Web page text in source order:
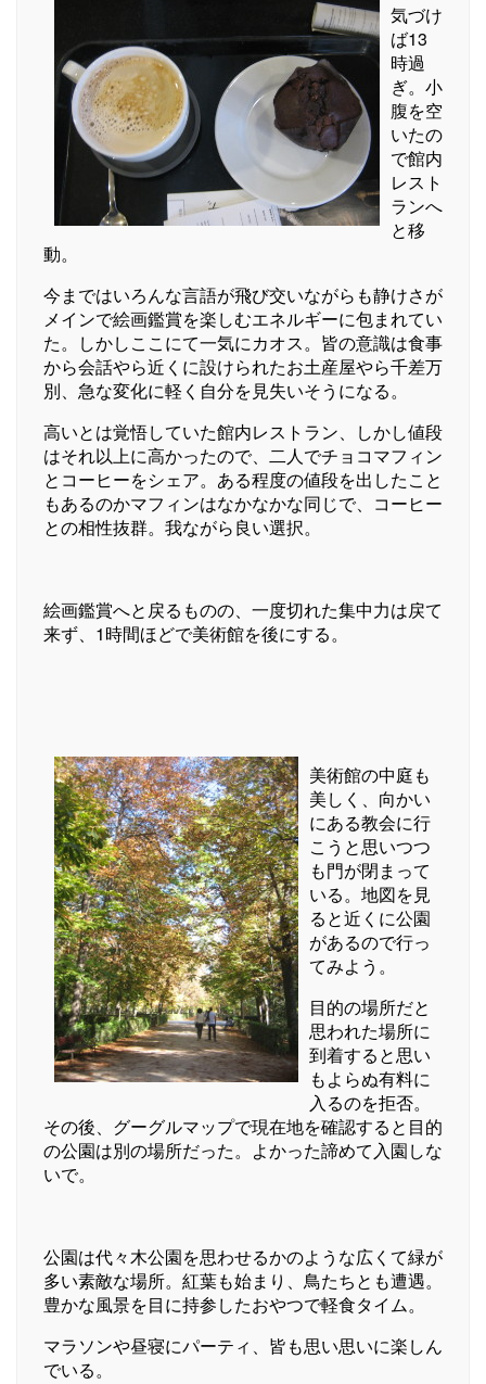
気づけ
ば13
時過
ぎ。小
腹を空
いたの
で館内
レスト
ランへ
と移
動。
今まではいろんな言語が飛び交いながらも静けさが
メインで絵画鑑賞を楽しむエネルギーに包まれてい
た。しかしここにて一気にカオス。皆の意識は食事
から会話やら近くに設けられたお土産屋やら千差万
別、急な変化に軽く自分を見失いそうになる。
高いとは覚悟していた館内レストラン、しかし値段
はそれ以上に高かったので、二人でチョコマフィン
とコーヒーをシェア。ある程度の値段を出したこと
もあるのかマフィンはなかなかな同じで、コーヒー
との相性抜群。我ながら良い選択。
絵画鑑賞へと戻るものの、一度切れた集中力は戻て
来ず、1時間ほどで美術館を後にする。
美術館の中庭も
美しく、向かい
にある教会に行
こうと思いつつ
も門が閉まって
いる。地図を見
ると近くに公園
があるので行っ
てみよう。
目的の場所だと
思われた場所に
到着すると思い
もよらぬ有料に
入るのを拒否。
その後、グーグルマップで現在地を確認すると目的
の公園は別の場所だった。よかった諦めて入園しな
いで。
公園は代々木公園を思わせるかのような広くて緑が
多い素敵な場所。紅葉も始まり、鳥たちとも遭遇。
豊かな風景を目に持参したおやつで軽食タイム。
マラソンや昼寝にパーティ、皆も思い思いに楽しん
でいる。